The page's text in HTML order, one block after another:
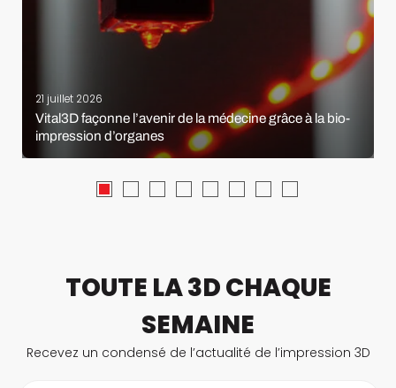
21 juillet 2026
Vital3D façonne l’avenir de la médecine grâce à la bio-
impression d’organes
TOUTE LA 3D CHAQUE
SEMAINE
Recevez un condensé de l’actualité de l’impression 3D